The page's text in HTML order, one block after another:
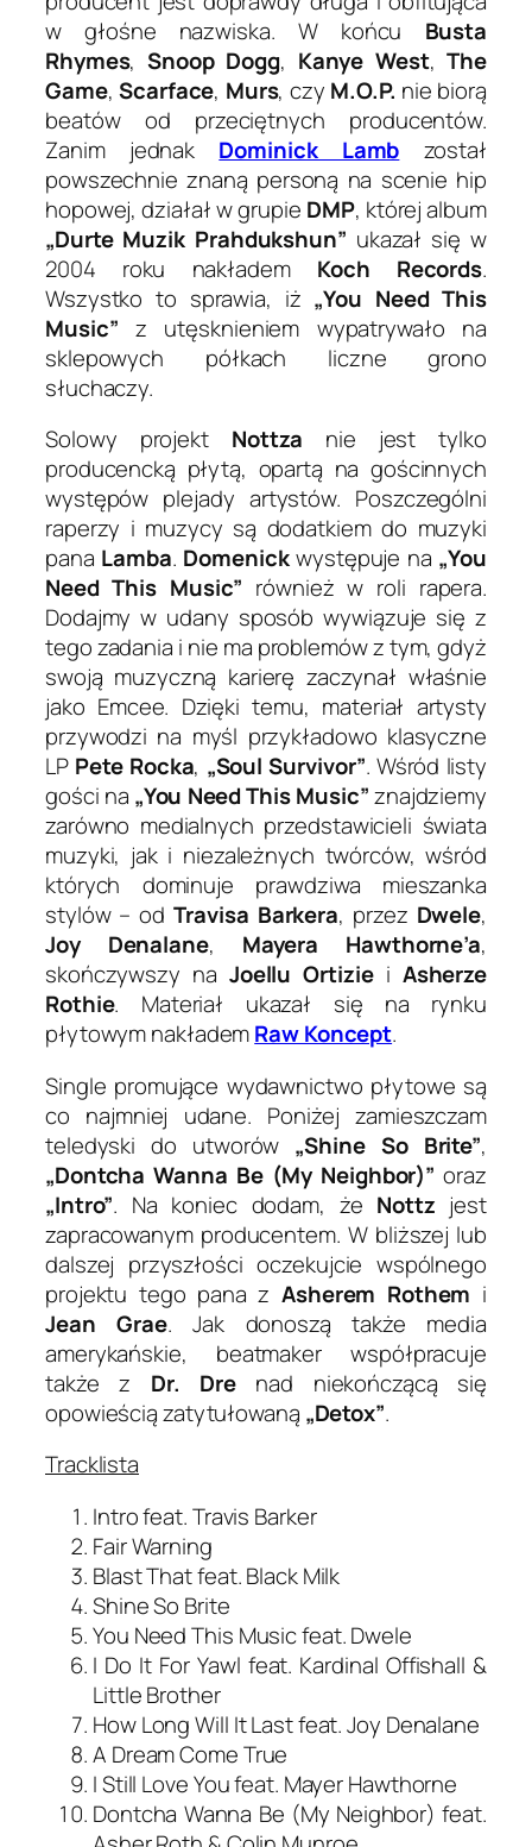
w głośne nazwiska. W końcu Busta
Rhymes,Snoop Dogg, Kanye West,The
Game,Scarface, Murs, czy M.O.P. nie biorą
beatów od przeciętnych producentów.
Zanim jednak Dominick Lamb został
powszechnie znaną personą na scenie hip
hopowej, działał w grupie DMP, której album
„Durte Muzik Prahdukshun” ukazał się w
2004 roku nakładem Koch Records.
Wszystko to sprawia, iż „You Need This
Music” z utęsknieniem wypatrywało na
sklepowych półkach liczne grono
słuchaczy.
Solowy projekt Nottza nie jest tylko
producencką płytą, opartą na gościnnych
występów plejady artystów. Poszczególni
raperzy i muzycy są dodatkiem do muzyki
pana Lamba. Domenickwystępuje na „You
Need This Music” również w roli rapera.
Dodajmy w udany sposób wywiązuje się z
tego zadania i nie ma problemów z tym, gdyż
swoją muzyczną karierę zaczynał właśnie
jako Emcee. Dzięki temu, materiał artysty
przywodzi na myśl przykładowo klasyczne
LP Pete Rocka, „Soul Survivor”. Wśród listy
gości na „You Need This Music”znajdziemy
zarówno medialnych przedstawicieli świata
muzyki, jak i niezależnych twórców, wśród
których dominuje prawdziwa mieszanka
stylów – odTravisa Barkera, przez Dwele,
Joy Denalane, Mayera Hawthorne’a,
skończywszy na Joellu Ortiziei Asherze
Rothie. Materiał ukazał się na rynku
płytowym nakłademRaw Koncept.
Single promujące wydawnictwo płytowe są
co najmniej udane. Poniżej zamieszczam
teledyski do utworów „Shine So Brite”,
„Dontcha Wanna Be (My Neighbor)” oraz
„Intro”. Na koniec dodam, że Nottz jest
zapracowanym producentem. W bliższej lub
dalszej przyszłości oczekujcie wspólnego
projektu tego pana zAsherem Rothem i
Jean Grae. Jak donoszą także media
amerykańskie, beatmaker współpracuje
także z Dr. Drenad niekończącą się
opowieścią zatytułowaną „Detox”.
Tracklista
Intro feat. Travis Barker
Fair Warning
Blast That feat. Black Milk
Shine So Brite
You Need This Music feat. Dwele
I Do It For Yawl feat. Kardinal Offishall &
Little Brother
How Long Will It Last feat. Joy Denalane
A Dream Come True
I Still Love You feat. Mayer Hawthorne
Dontcha Wanna Be (My Neighbor) feat.